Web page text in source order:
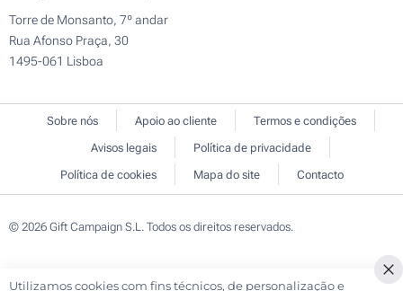
Torre de Monsanto, 7º andar
Rua Afonso Praça, 30
1495-061 Lisboa
Sobre nós Apoio ao cliente
Termos e condições
Avisos legais
Política de privacidade
Política de cookies
Mapa do site Contacto
© 2026 Gift Campaign S.L. Todos os direitos reservados.
Utilizamos cookies com fins técnicos, de personalização e